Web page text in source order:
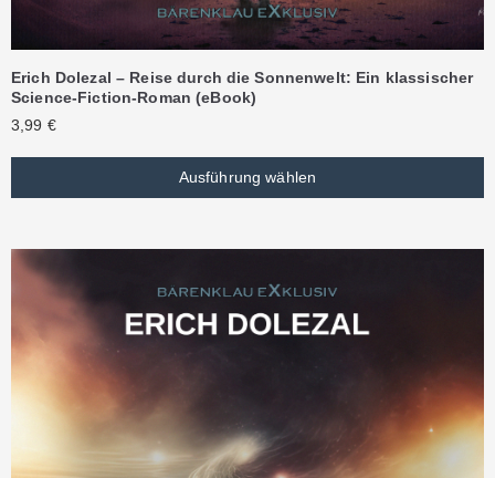
Erich Dolezal – Reise durch die Sonnenwelt: Ein klassischer
Science-Fiction-Roman (eBook)
3,99 €
Ausführung wählen